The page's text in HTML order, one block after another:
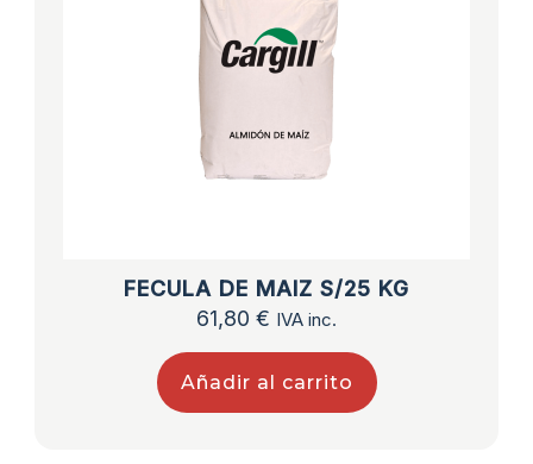
FECULA DE MAIZ S/25 KG
61,80 € IVA inc.
Añadir al carrito